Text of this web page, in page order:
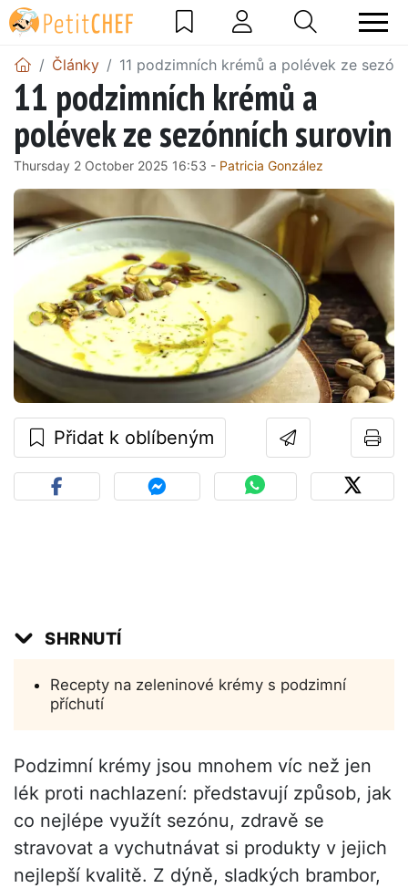
Články 11 podzimních krémů a polévek ze
11 podzimních krémů a
polévek ze sezónních surovin
Thursday 2 October 2025 16:53 - Patricia González
Přidat k oblíbeným
SHRNUTÍ
Recepty na zeleninové krémy s podzimní
příchutí
Podzimní krémy jsou mnohem víc než jen
lék proti nachlazení: představují způsob, jak
co nejlépe využít sezónu, zdravě se
stravovat a vychutnávat si produkty v jejich
nejlepší kvalitě. Z dýně, sladkých brambor,